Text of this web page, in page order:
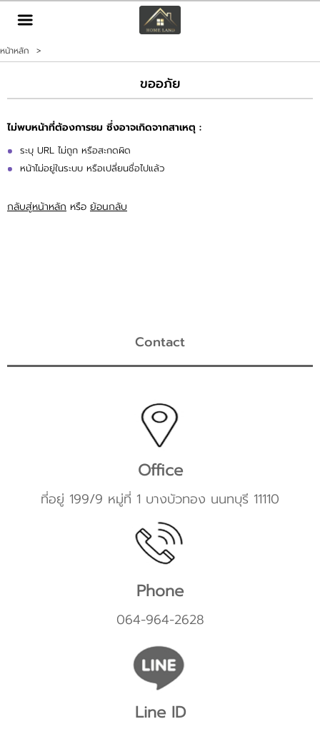
TH
เข้าสู่ระบบ สมัครสมาชิก
ทรัพย์สิน
หน้าหลัก >
ขออภัย
ไม่พบหน้าที่ต้องการชม ซึ่งอาจเกิดจากสาเหตุ :
ระบุ URL ไม่ถูก หรือสะกดผิด
หน้าไม่อยู่ในระบบ หรือเปลี่ยนชื่อไปแล้ว
กลับสู่หน้าหลัก หรือ ย้อนกลับ
Contact
Office
ที่อยู่ 199/9 หมู่ที่ 1 บางบัวทอง นนทบุรี 11110
Phone
064-964-2628
Line ID